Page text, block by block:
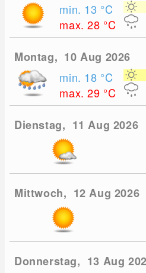
min. 13 °C
max. 28 °C
Montag, 10 Aug 2026
min. 18 °C
max. 29 °C
Dienstag, 11 Aug 2026
Mittwoch, 12 Aug 2026
Donnerstag, 13 Aug